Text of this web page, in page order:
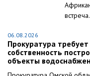
06.08.2026
Прокуратура
собственность
объекты